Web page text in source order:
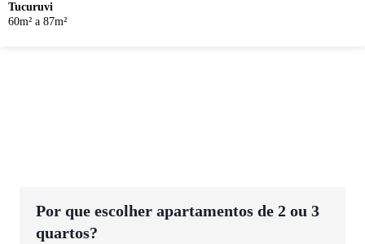
Tucuruvi
60m² a 87m²
Por que escolher apartamentos de 2 ou 3
quartos?